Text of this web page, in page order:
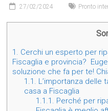
27/02/2024 Pronto
1. Cerchi un esperto per
Fiscaglia e provincia?
soluzione che fa per te!
1.1. L’importanza delle
casa a Fiscaglia
1.1.1. Perché per